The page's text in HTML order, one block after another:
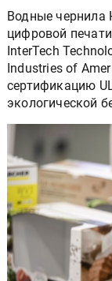
Водные чернила
цифровой
InterTech
Industries of
сертификацию
экологической